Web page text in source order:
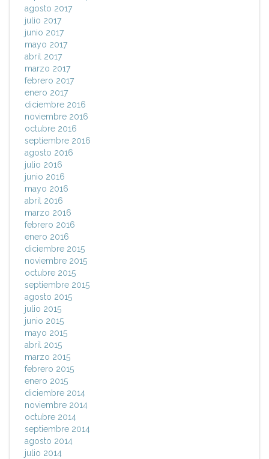
agosto 2017
julio 2017
junio 2017
mayo 2017
abril 2017
marzo 2017
febrero 2017
enero 2017
diciembre 2016
noviembre 2016
octubre 2016
septiembre 2016
agosto 2016
julio 2016
junio 2016
mayo 2016
abril 2016
marzo 2016
febrero 2016
enero 2016
diciembre 2015
noviembre 2015
octubre 2015
septiembre 2015
agosto 2015
julio 2015
junio 2015
mayo 2015
abril 2015
marzo 2015
febrero 2015
enero 2015
diciembre 2014
noviembre 2014
octubre 2014
septiembre 2014
agosto 2014
julio 2014